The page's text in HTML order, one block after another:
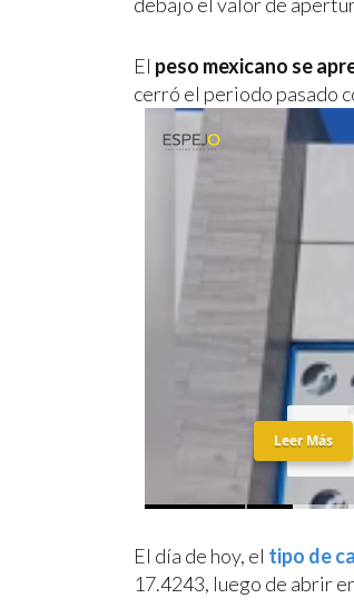
El peso mexicano se
cerró el periodo pasado
Leer Más
El día de hoy, el tipo de
17.4243, luego de abrir